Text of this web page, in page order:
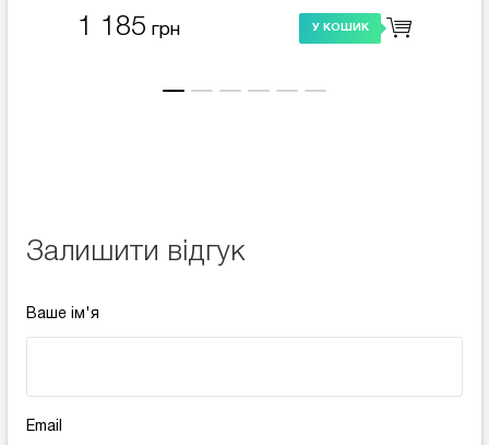
1 185 грн У КОШИК
Залишити відгук
Ваше ім'я
Email